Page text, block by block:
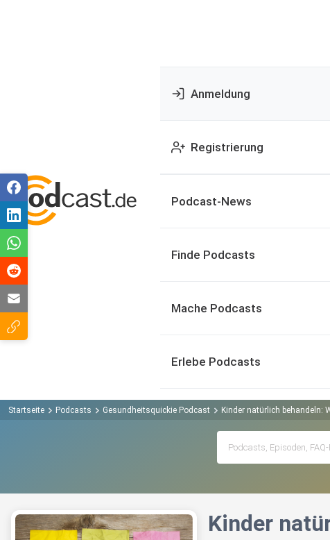
Anmeldung
Registrierung
Podcast-News
Finde Podcasts
Mache Podcasts
Erlebe Podcasts
Startseite Podcasts Gesundheitsquickie Podcast Kinder natürlich behandeln:
Kinder